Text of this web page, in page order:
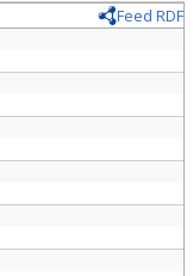
Feed RDF